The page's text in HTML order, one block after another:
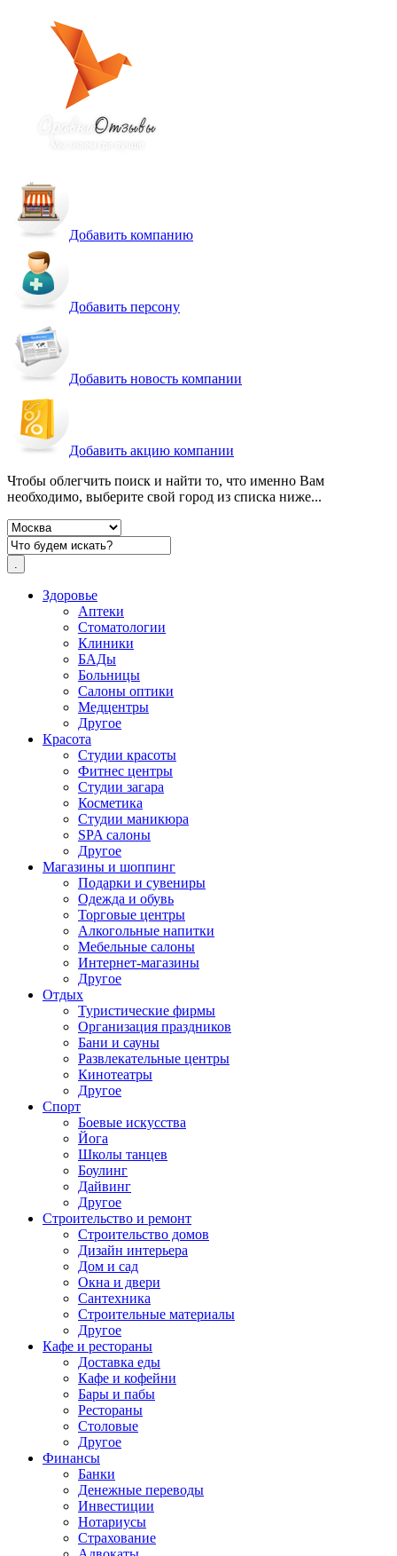
Добавить компанию
Добавить персону
Добавить новость компании
Добавить акцию компании
Чтобы облегчить поиск и найти то, что именно Вам
необходимо, выберите свой город из списка ниже...
Здоровье
Аптеки
Стоматологии
Клиники
БАДы
Больницы
Салоны оптики
Медцентры
Другое
Красота
Студии красоты
Фитнес центры
Студии загара
Косметика
Студии маникюра
SPA салоны
Другое
Магазины и шоппинг
Подарки и сувениры
Одежда и обувь
Торговые центры
Алкогольные напитки
Мебельные салоны
Интернет-магазины
Другое
Отдых
Туристические фирмы
Организация праздников
Бани и сауны
Развлекательные центры
Кинотеатры
Другое
Спорт
Боевые искусства
Йога
Школы танцев
Боулинг
Дайвинг
Другое
Строительство и ремонт
Строительство домов
Дизайн интерьера
Дом и сад
Окна и двери
Сантехника
Строительные материалы
Другое
Кафе и рестораны
Доставка еды
Кафе и кофейни
Бары и пабы
Рестораны
Столовые
Другое
Финансы
Банки
Денежные переводы
Инвестиции
Нотариусы
Страхование